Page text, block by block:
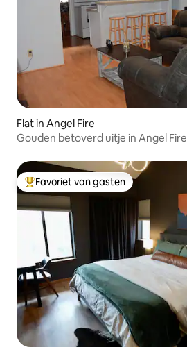
Flat in Angel Fire
Gouden betoverd uitje in Angel Fire
Topfavoriet van gasten
Favoriet van gasten